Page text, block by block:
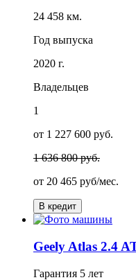
24 458 км.
Год выпуска
2020 г.
Владельцев
1
от 1 227 600 руб.
1 636 800 руб.
от 20 465 руб/мес.
В кредит
Geely Atlas 2.4
Гарантия 5 лет